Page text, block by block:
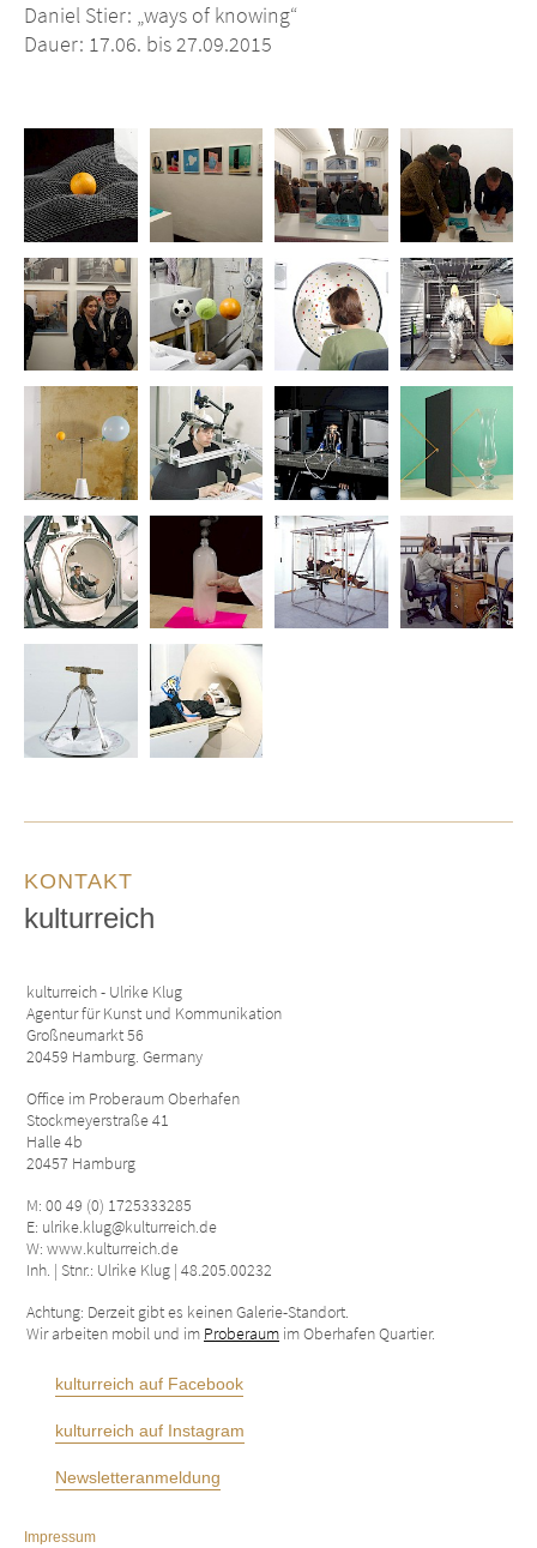
Daniel Stier: „ways of knowing“
Dauer: 17.06. bis 27.09.2015
KONTAKT
kulturreich
kulturreich - Ulrike Klug
Agentur für Kunst und Kommunikation
Großneumarkt 56
20459 Hamburg. Germany
Office im Proberaum Oberhafen
Stockmeyerstraße 41
Halle 4b
20457 Hamburg
M: 00 49 (0) 1725333285
E: ulrike.klug@kulturreich.de
W: www.kulturreich.de
Inh. | Stnr.: Ulrike Klug | 48.205.00232
Achtung: Derzeit gibt es keinen Galerie-Standort.
Wir arbeiten mobil und im Proberaum im Oberhafen Quartier.
kulturreich auf Facebook
kulturreich auf Instagram
Newsletteranmeldung
Impressum